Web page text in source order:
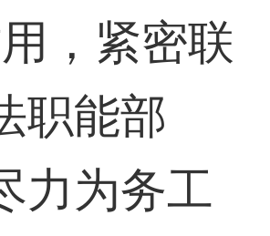
，紧密联
职能部
力为务工